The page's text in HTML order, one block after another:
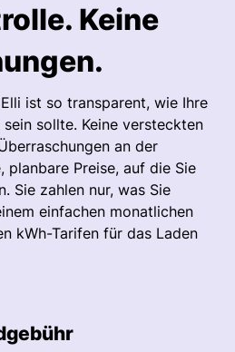
Keine
ist so transparent, wie Ihre
sollte. Keine versteckten
an der
planbare Preise, auf die Sie
Sie zahlen nur, was Sie
einfachen monatlichen
kWh-Tarifen für das Laden